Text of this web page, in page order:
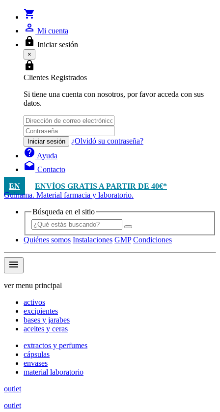
shopping_cart
person_outline Mi cuenta
lock Iniciar sesión
×
lock
Clientes Registrados
Si tiene una cuenta con nosotros, por favor acceda con sus
datos.
Iniciar sesión ¿Olvidó su contraseña?
help Ayuda
drafts Contacto
EN
ENVÍOS GRATIS A PARTIR DE 40€*
Guinama. Material farmacia y laboratorio.
Búsqueda en el sitio
Quiénes somos Instalaciones GMP Condiciones
menu
ver menu principal
activos
excipientes
bases y jarabes
aceites y ceras
extractos y perfumes
cápsulas
envases
material laboratorio
outlet
outlet